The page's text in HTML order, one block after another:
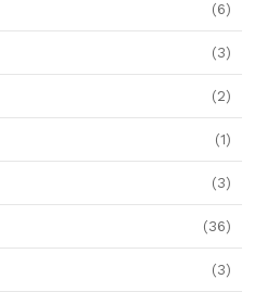
(6)
(3)
(2)
(1)
(3)
(36)
(3)